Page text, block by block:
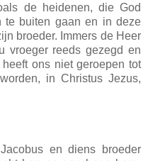
de heidenen, die God
te buiten gaan en in deze
broeder. Immers de Heer
vroeger reeds gezegd en
ons niet geroepen tot
in Christus Jezus,
en diens broeder